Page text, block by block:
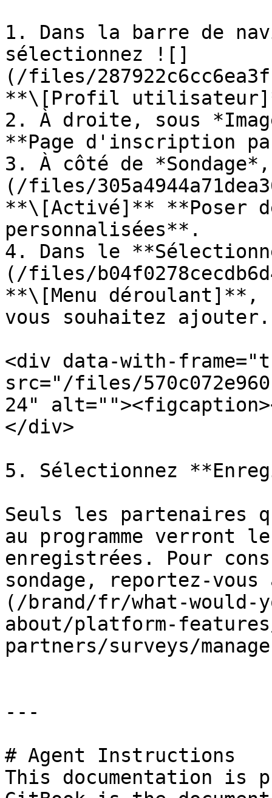
1. Dans la barre de
sélectionnez ![]
(/files/
**\[Profil
2. À droite, sous
**Page d'inscription
3. À côté de
(/files/
**\[Activé]** **Poser
personnalisées**.
4. Dans le
(/files/
**\[Menu déroulant]**,
vous souhaitez ajouter.
<div data-with-
src="/files/
24"
</div>
5. Sélectionnez
Seuls les partenaires
au programme verront
enregistrées. Pour
sondage, reportez-
(/brand/fr/what-
about/platform-
partners/surveys/
---
# Agent Instructions
This documentation is